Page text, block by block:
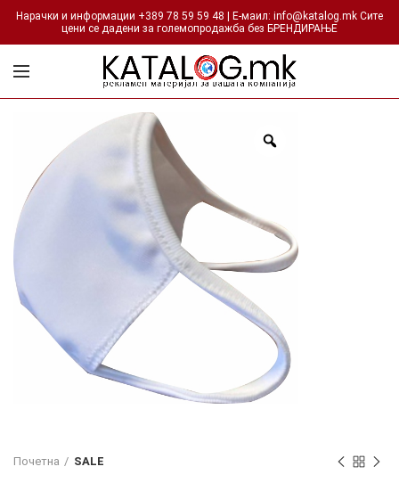
Нарачки и информации +389 78 59 59 48 | Е-маил: info@katalog.mk Сите
цени се дадени за големопродажба без БРЕНДИРАЊЕ
Почетна SALE